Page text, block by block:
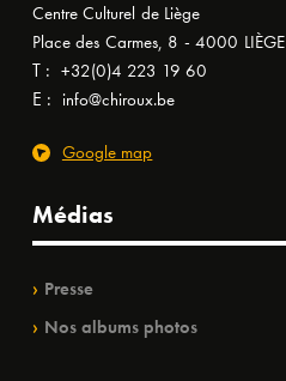
Centre Culturel de Liège
Place des Carmes, 8 - 4000 LIÈGE
T : +32(0)4 223 19 60
E : info@chiroux.be
Google map
Médias
Presse
Nos albums photos